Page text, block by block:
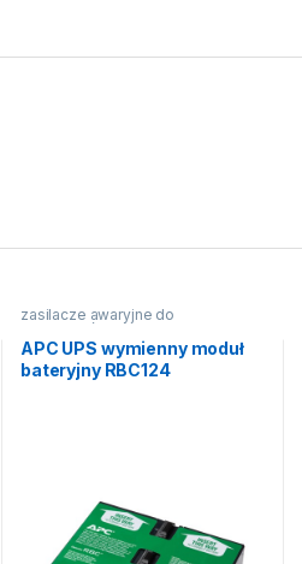
zasilacze awaryjne do
komputerów
APC UPS wymienny moduł
bateryjny RBC124